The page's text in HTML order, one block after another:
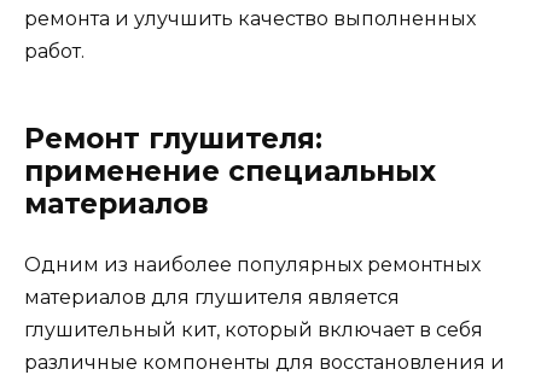
ремонта и улучшить качество выполненных
работ.
Ремонт глушителя:
применение специальных
материалов
Одним из наиболее популярных ремонтных
материалов для глушителя является
глушительный кит, который включает в себя
различные компоненты для восстановления и